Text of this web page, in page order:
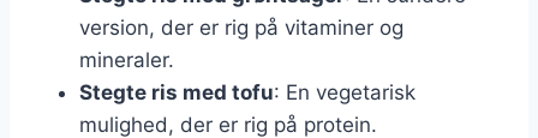
version, der er rig på vitaminer og
mineraler.
Stegte ris med tofu: En vegetarisk
mulighed, der er rig på protein.